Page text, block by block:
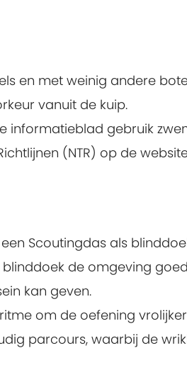
en met weinig andere
vanuit de kuip.
informatieblad gebruik
(NTR) op de
Scoutingdas als
de omgeving
kan geven.
om de oefening
parcours, waarbij de